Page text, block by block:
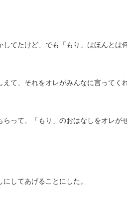
てたけど、でも「もり」はほんとは
て、それをオレがみんなに言ってく
って、「もり」のおはなしをオレが
してあげることにした。